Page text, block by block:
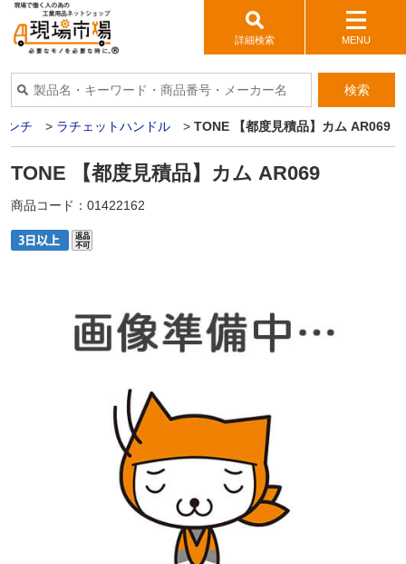
詳細検索 MENU
検索
ンチ > ラチェットハンドル > TONE 【都度見積品】カム AR069
TONE 【都度見積品】カム AR069
商品コード： 01422162